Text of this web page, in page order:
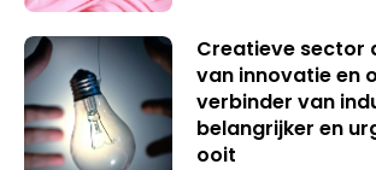
Creatieve sector
van innovatie en
verbinder van
belangrijker en
ooit